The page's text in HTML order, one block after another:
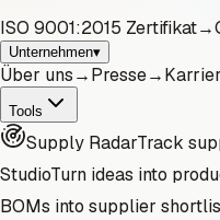
ISO 9001:2015 Zertifikat→
Unternehmen▾
Über uns→Presse→
Tools
Supply RadarTrack
StudioTurn ideas into
BOMs into supplier